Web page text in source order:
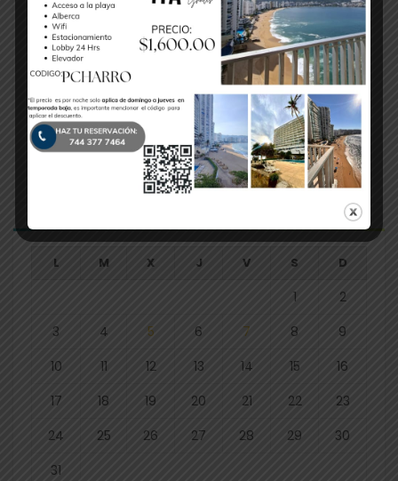
DISCRIMINACION A LOS MAS PEQUEÑOS DE LA
CHARRERIA
EL CABALLO MEXICANO EN LA CHARRERIA
INFANTILES Y JUVENILES EJEMPLO A SEGUIR EN PUEBLA
L M X J V S D
1
2
3
4 5 6 7 8
9
10
11 12 13 14 15
16
17
18 19 20 21 22
23
24
25 26 27 28 29
30
31